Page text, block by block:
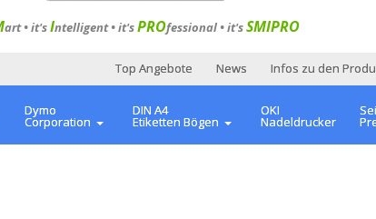
art •it'sIntelligent•it'sPROfessional•it'sSMIPRO
Top Angebote News Infos zu den
Dymo
Corporation
DIN A4
Etiketten Bögen
OKI
Nadeldrucker